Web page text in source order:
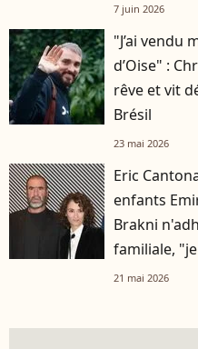
7 juin 2026
"J’ai vendu
d’Oise" :
rêve et vit
Brésil
23 mai 2026
Eric
enfants
Brakni
familiale,
d'avis"
21 mai 2026